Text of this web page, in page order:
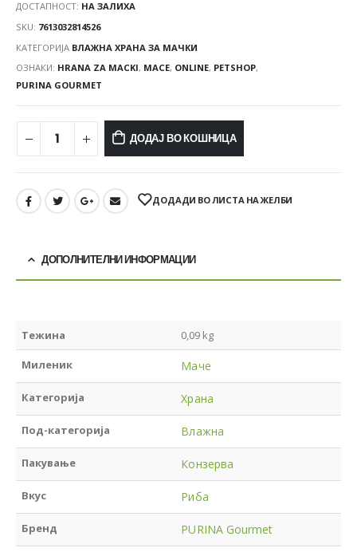
ДОСТАПНОСТ: НА ЗАЛИХА
SKU: 7613032814526
КАТЕГОРИЈА ВЛАЖНА ХРАНА ЗА МАЧКИ
ОЗНАКИ: HRANA ZA MACKI, MACE, ONLINE, PETSHOP,
PURINA GOURMET
ДОДАЈ ВО КОШНИЦА
ДОДАДИ ВО ЛИСТА НА ЖЕЛБИ
ДОПОЛНИТЕЛНИ ИНФОРМАЦИИ
Тежина 0,09 kg
Миленик Маче
Категорија Храна
Под-категорија Влажна
Пакување Конзерва
Вкус Риба
Бренд PURINA Gourmet